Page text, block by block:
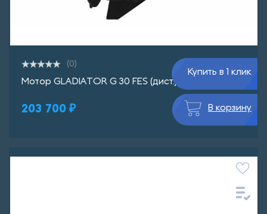
(0)
Мотор GLADIATOR G 30 FES (дист.)
203 700 ₽
Купить в 1 клик
В корзину